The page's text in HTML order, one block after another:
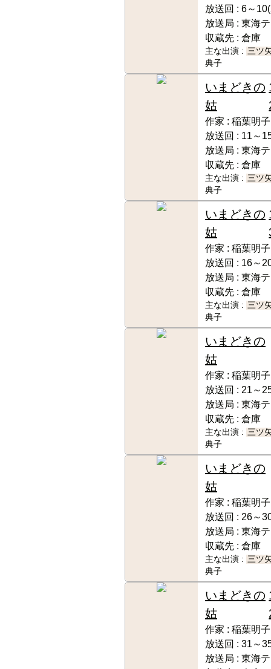
放送回 : 6～
放送局 : 東海
収蔵先 : 倉庫
主な出演 : 三ツ
典子
いまどきの
姑
作家 : 稲葉明子
放送回 : 11～
放送局 : 東海
収蔵先 : 倉庫
主な出演 : 三ツ
典子
いまどきの
姑
作家 : 稲葉明子
放送回 : 16～
放送局 : 東海
収蔵先 : 倉庫
主な出演 : 三ツ
典子
いまどきの
姑
作家 : 稲葉明子
放送回 : 21～
放送局 : 東海
収蔵先 : 倉庫
主な出演 : 三ツ
典子
いまどきの
姑
作家 : 稲葉明子
放送回 : 26～
放送局 : 東海
収蔵先 : 倉庫
主な出演 : 三ツ
典子
いまどきの
姑
作家 : 稲葉明子
放送回 : 31～
放送局 : 東海